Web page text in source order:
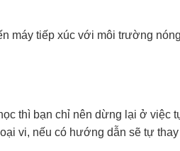
máy tiếp xúc với môi trường
thì bạn chỉ nên dừng lại ở việc
vi, nếu có hướng dẫn sẽ tự thay